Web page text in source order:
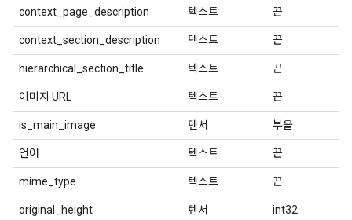
context_page_description 텍스트 끈
context_section_description 텍스트 끈
hierarchical_section_title 텍스트 끈
이미지 URL 텍스트 끈
is_main_image 텐서 부울
언어 텍스트 끈
mime_type 텍스트 끈
original_height 텐서 int32